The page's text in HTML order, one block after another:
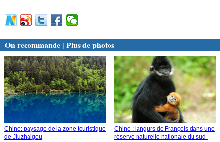
On recommande | Plus de photos
Chine: paysage de la zone touristique
de Jiuzhaigou
Chine : langurs de François dans une
réserve naturelle nationale du sud-